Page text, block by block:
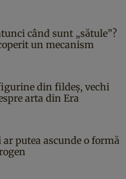
când sunt „sătule”?
un mecanism
din fildeș, vechi
arta din Era
putea ascunde o formă